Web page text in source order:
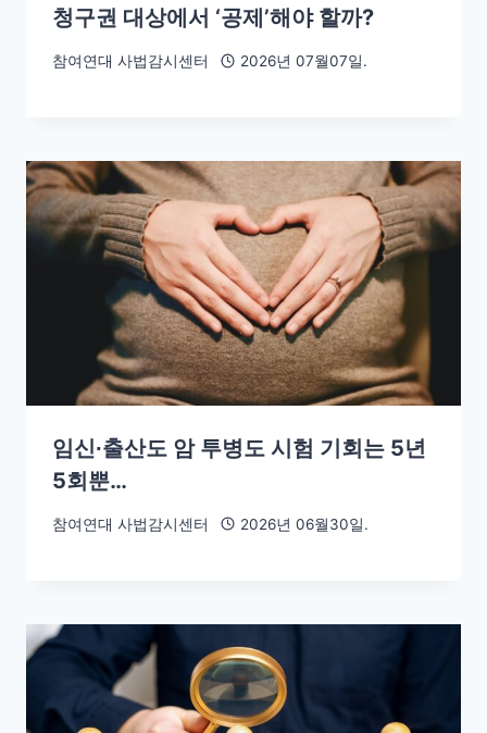
청구권 대상에서 ‘공제’해야 할까?
참여연대 사법감시센터 2026년 07월07일.
임신∙출산도 암 투병도 시험 기회는 5년
5회뿐…
참여연대 사법감시센터 2026년 06월30일.